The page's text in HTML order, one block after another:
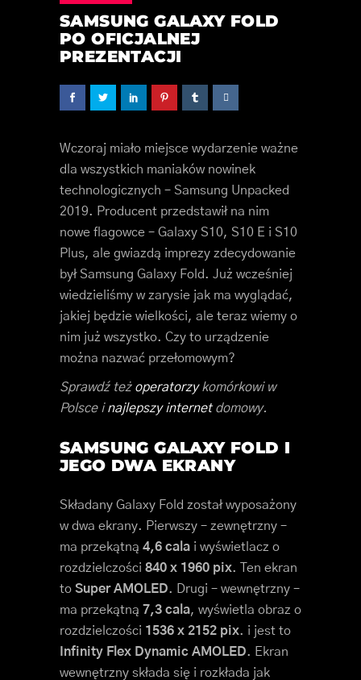
SAMSUNG GALAXY FOLD
PO OFICJALNEJ
PREZENTACJI
Wczoraj miało miejsce wydarzenie ważne
dla wszystkich maniaków nowinek
technologicznych – Samsung Unpacked
2019. Producent przedstawił na nim
nowe flagowce – Galaxy S10, S10 E i S10
Plus, ale gwiazdą imprezy zdecydowanie
był Samsung Galaxy Fold. Już wcześniej
wiedzieliśmy w zarysie jak ma wyglądać,
jakiej będzie wielkości, ale teraz wiemy o
nim już wszystko. Czy to urządzenie
można nazwać przełomowym?
Sprawdź też operatorzykomórkowi w
Polsce inajlepszy internetdomowy.
SAMSUNG GALAXY FOLD I
JEGO DWA EKRANY
Składany Galaxy Fold został wyposażony
w dwa ekrany. Pierwszy – zewnętrzny –
ma przekątną 4,6 cala i wyświetlacz o
rozdzielczości 840 x 1960 pix. Ten ekran
to Super AMOLED. Drugi – wewnętrzny –
ma przekątną 7,3 cala, wyświetla obraz o
rozdzielczości 1536 x 2152 pix. i jest to
Infinity Flex Dynamic AMOLED. Ekran
wewnętrzny składa się i rozkłada jak